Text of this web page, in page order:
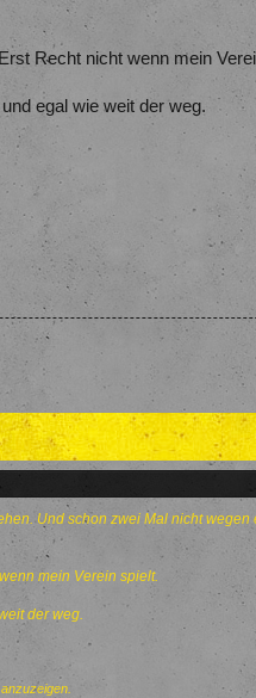
Recht nicht wenn mein
egal wie weit der weg.
Und schon zwei Mal nicht
mein Verein spielt.
der weg.